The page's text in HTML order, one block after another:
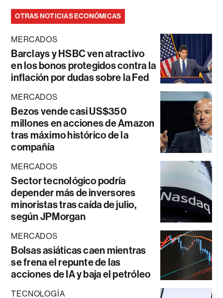
OTRAS NOTICIAS ECONÓMICAS
MERCADOS
Barclays y HSBC ven atractivo
en los bonos protegidos contra la
inflación por dudas sobre la Fed
MERCADOS
Bezos vende casi US$350
millones en acciones de Amazon
tras máximo histórico de la
compañía
MERCADOS
Sector tecnológico podría
depender más de inversores
minoristas tras caída de julio,
según JPMorgan
MERCADOS
Bolsas asiáticas caen mientras
se frena el repunte de las
acciones de IA y baja el petróleo
TECNOLOGÍA